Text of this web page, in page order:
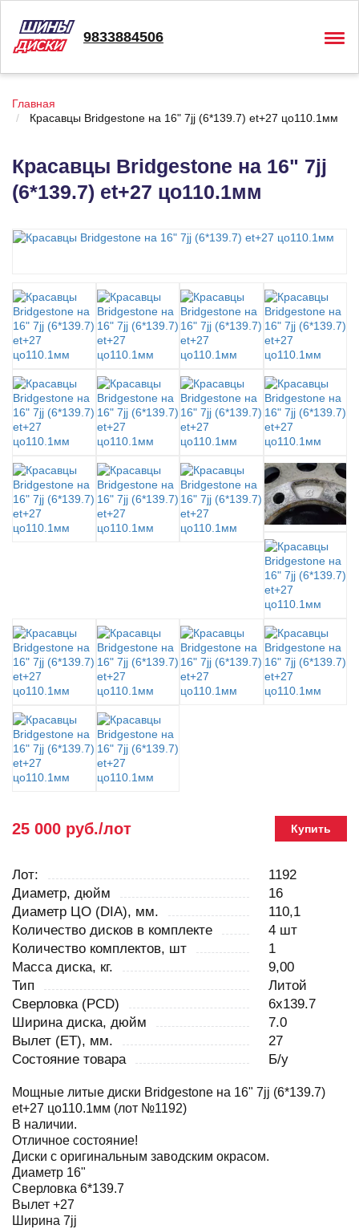
9833884506
Главная
Красавцы Bridgestone на 16" 7jj (6*139.7) et+27 цо110.1мм
Красавцы Bridgestone на 16" 7jj
(6*139.7) et+27 цо110.1мм
25 000 руб./лот Купить
Лот:
1192
Диаметр, дюйм
16
Диаметр ЦО (DIA), мм.
110,1
Количество дисков в комплекте
4 шт
Количество комплектов, шт
1
Масса диска, кг.
9,00
Тип
Литой
Сверловка (PCD)
6x139.7
Ширина диска, дюйм
7.0
Вылет (ET), мм.
27
Состояние товара
Б/у
Мощные литые диски Bridgestone на 16" 7jj (6*139.7)
et+27 цо110.1мм (лот №1192)
В наличии.
Отличное состояние!
Диски с оригинальным заводским окрасом.
Диаметр 16"
Сверловка 6*139.7
Вылет +27
Ширина 7jj